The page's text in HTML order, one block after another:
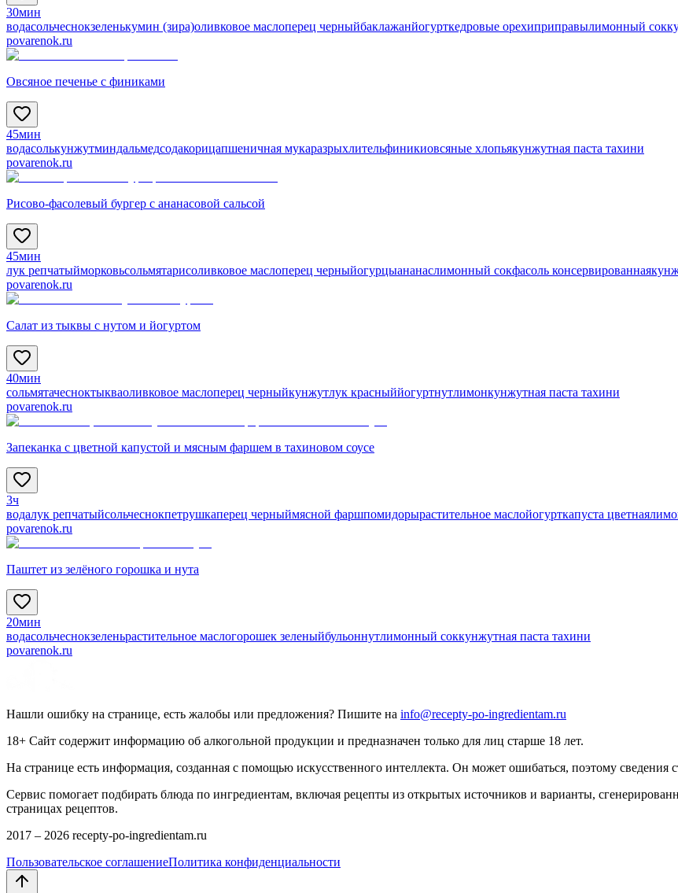
30мин
водасольчеснокзеленькумин (зира)оливковое маслоперец черныйбаклажанйогурткедровые орехиприправылимонный сок
povarenok.ru
Овсяное печенье с финиками
45мин
водасолькунжутминдальмедсодакорицапшеничная мукаразрыхлительфиникиовсяные хлопьякунжутная паста тахини
povarenok.ru
Рисово-фасолевый бургер с ананасовой сальсой
45мин
лук репчатыйморковьсольмятарисоливковое маслоперец черныйогурцыананаслимонный сокфасоль консервированная
povarenok.ru
Салат из тыквы с нутом и йогуртом
40мин
сольмятачесноктыкваоливковое маслоперец черныйкунжутлук красныййогуртнутлимонкунжутная паста тахини
povarenok.ru
Запеканка с цветной капустой и мясным фаршем в тахиновом соусе
3ч
водалук репчатыйсольчеснокпетрушкаперец черныймясной фаршпомидорырастительное маслойогурткапуста цветная
povarenok.ru
Паштет из зелёного горошка и нута
20мин
водасольчеснокзеленьрастительное маслогорошек зеленыйбульоннутлимонный соккунжутная паста тахини
povarenok.ru
Нашли ошибку на странице, есть жалобы или предложения? Пишите на info@recepty-po-ingredientam.ru
18+ Сайт содержит информацию об алкогольной продукции и предназначен только для лиц старше 18 лет.
На странице есть информация, созданная с помощью искусственного интеллекта. Он может ошибаться, поэтому сведения
Сервис помогает подбирать блюда по ингредиентам, включая рецепты из открытых источников и варианты,
страницах рецептов.
2017 – 2026 recepty-po-ingredientam.ru
Пользовательское соглашениеПолитика конфиденциальности